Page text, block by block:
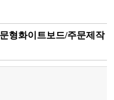
형화이트보드/주문제작